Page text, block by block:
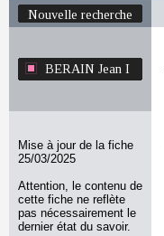
Nouvelle recherche
BERAIN Jean I
Mise à jour de la fiche
25/03/2025
Attention, le contenu de
cette fiche ne reflète
pas nécessairement le
dernier état du savoir.